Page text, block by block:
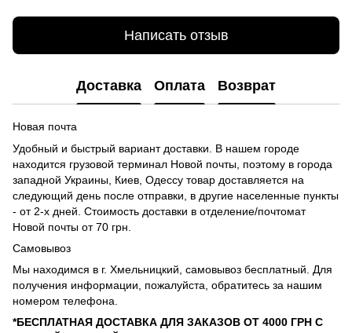
Написать отзыв
Доставка Оплата Возврат
Новая почта
Удобный и быстрый вариант доставки. В нашем городе
находится грузовой терминал Новой почты, поэтому в города
западной Украины, Киев, Одессу товар доставляется на
следующий день после отправки, в другие населенные пункты
- от 2-х дней. Стоимость доставки в отделение/почтомат
Новой почты от 70 грн.
Самовывоз
Мы находимся в г. Хмельницкий, самовывоз бесплатный. Для
получения информации, пожалуйста, обратитесь за нашим
номером телефона.
*БЕСПЛАТНАЯ ДОСТАВКА ДЛЯ ЗАКАЗОВ ОТ 4000 ГРН С